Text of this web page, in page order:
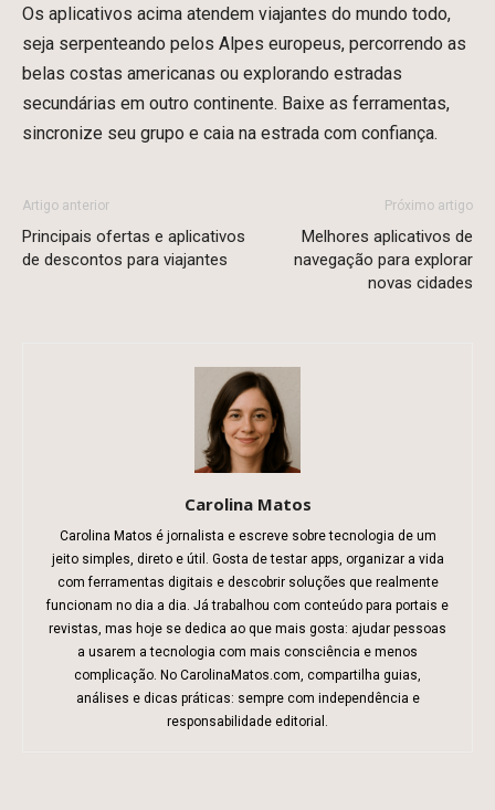
Os aplicativos acima atendem viajantes do mundo todo,
seja serpenteando pelos Alpes europeus, percorrendo as
belas costas americanas ou explorando estradas
secundárias em outro continente. Baixe as ferramentas,
sincronize seu grupo e caia na estrada com confiança.
Artigo anterior
Principais ofertas e aplicativos
de descontos para viajantes
Próximo artigo
Melhores aplicativos de
navegação para explorar
novas cidades
Carolina Matos
Carolina Matos é jornalista e escreve sobre tecnologia de um
jeito simples, direto e útil. Gosta de testar apps, organizar a vida
com ferramentas digitais e descobrir soluções que realmente
funcionam no dia a dia. Já trabalhou com conteúdo para portais e
revistas, mas hoje se dedica ao que mais gosta: ajudar pessoas
a usarem a tecnologia com mais consciência e menos
complicação. No CarolinaMatos.com, compartilha guias,
análises e dicas práticas: sempre com independência e
responsabilidade editorial.